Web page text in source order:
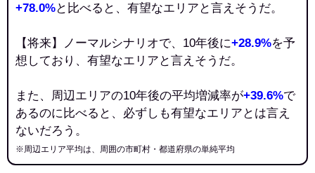
+78.0%と比べると、有望なエリアと言えそうだ。
【将来】ノーマルシナリオで、10年後に+28.9%を予
想しており、有望なエリアと言えそうだ。
また、周辺エリアの10年後の平均増減率が+39.6%で
あるのに比べると、必ずしも有望なエリアとは言え
ないだろう。
※周辺エリア平均は、周囲の市町村・都道府県の単純平均